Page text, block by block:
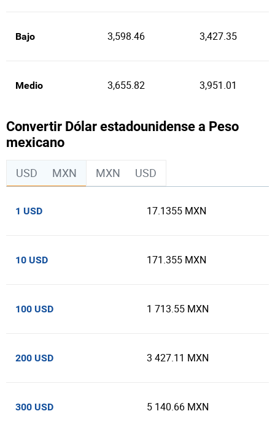
Bajo 3,598.46 3,427.35
Medio 3,655.82 3,951.01
Convertir Dólar estadounidense a Peso
mexicano
USD MXN MXN USD
1 USD 17.1355 MXN
10 USD 171.355 MXN
100 USD 1 713.55 MXN
200 USD 3 427.11 MXN
300 USD 5 140.66 MXN